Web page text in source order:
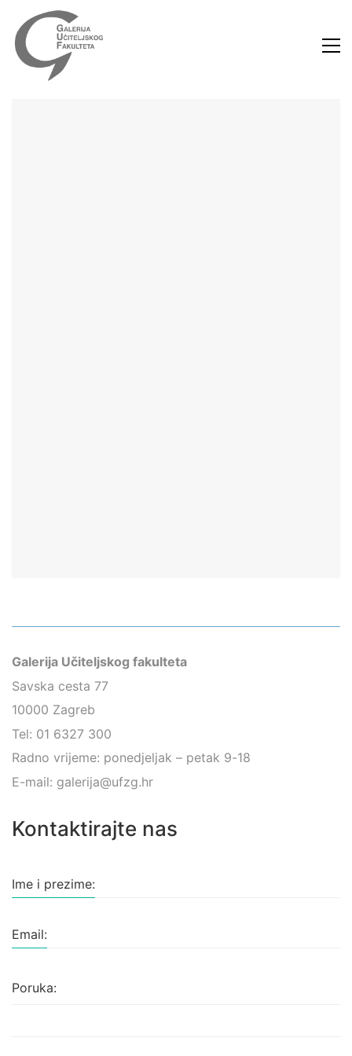
Galerija Učiteljskog fakulteta
Savska cesta 77
10000 Zagreb
Tel: 01 6327 300
Radno vrijeme: ponedjeljak – petak 9-18
E-mail: galerija@ufzg.hr
Kontaktirajte nas
Ime i prezime:
Email:
Poruka: